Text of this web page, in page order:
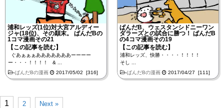
浦和レッズ(1位)対大宮アルディー
ジャ(18位)、その顛末。 ぱんだBの
1コマ漫画その21
【この記事を読む】
ぐあぁぁぁあああああああーーーー
ー・・・！！！！ & ...
2017/05/02 [316]
-ぱんだBの漫画
ぱんだB、ウェスタンシドニーワン
ダラーズとの試合に勝つ！ ぱんだB
の4コマ漫画その19
【この記事を読む】
浦和レッズ、快勝・・・・！！！！
そし ...
2017/04/27 [111]
-ぱんだBの漫画
1 2 Next »